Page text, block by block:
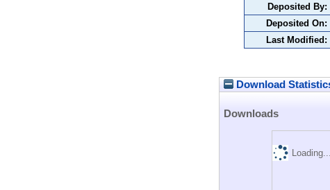
Deposited By:
Deposited On:
Last Modified:
Download
Downloads
Loading...